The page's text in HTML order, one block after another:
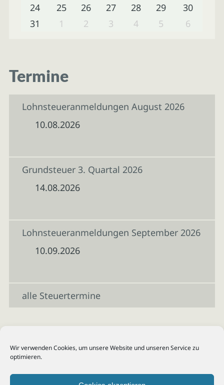
Wir verwenden Cookies, um unsere Website und unseren Service zu
optimieren.
24
25 26 27 28 29
30
31
1 2 3 4 5 6
Termine
Lohnsteueranmeldungen August 2026
10.08.2026
Grundsteuer 3. Quartal 2026
14.08.2026
Lohnsteueranmeldungen September 2026
10.09.2026
alle Steuertermine